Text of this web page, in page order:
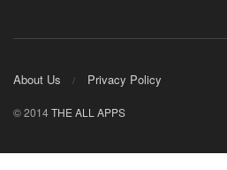
About Us Privacy Policy
© 2014THE ALL APPS